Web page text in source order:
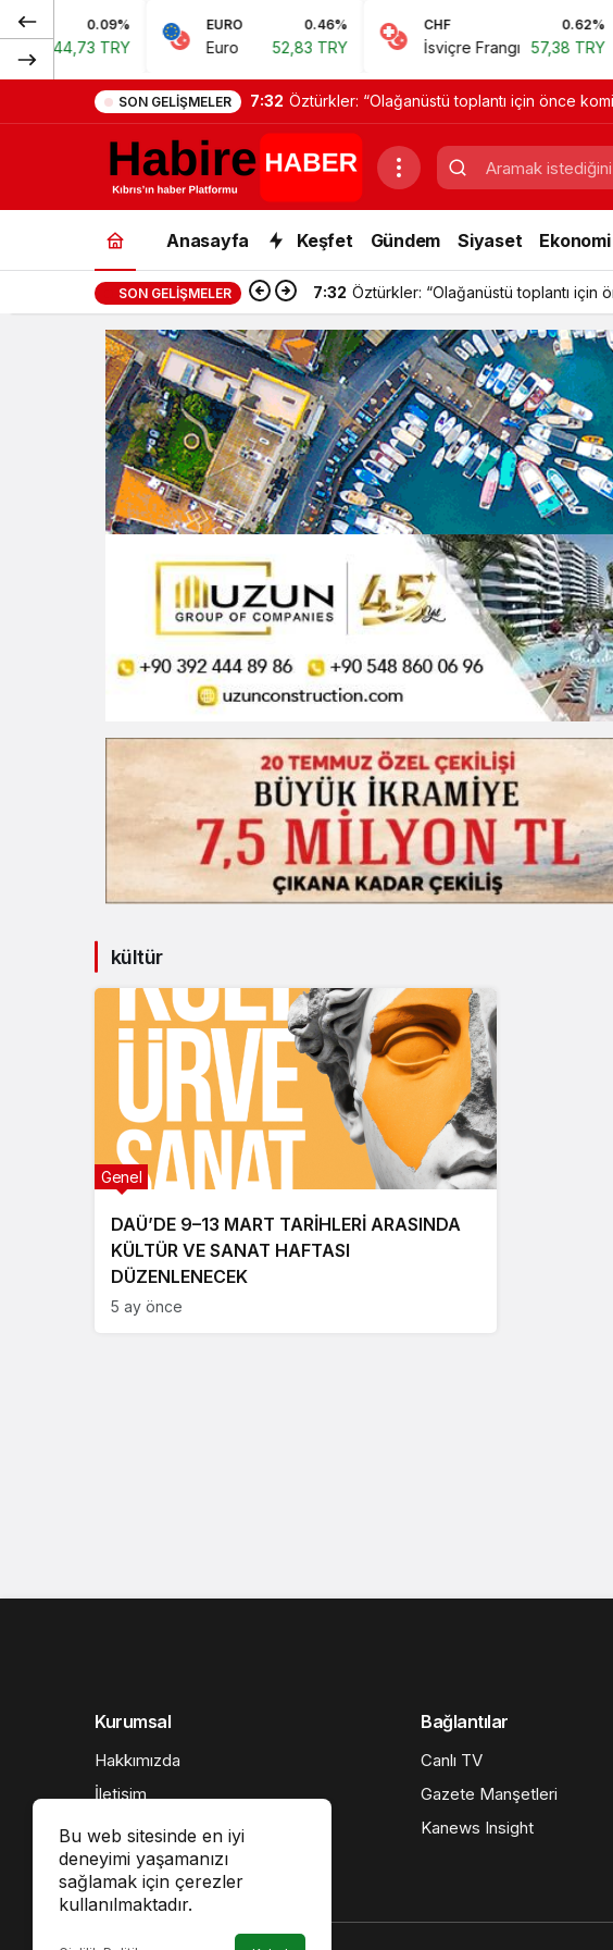
0.09%
TRY
EURO
Euro 52,83 TRY
CHF
İsviçre Frangı 57,38 TRY
SON GELIŞMELER 7:32 Öztürkler: “Olağanüstü toplantı için önce
Anasayfa Keşfet Gündem Siyaset Ekonomi
SON GELIŞMELER 7:32 Öztürkler: “Olağanüstü toplantı için
kültür
DAÜ’DE 9–13 MART TARİHLERİ ARASINDA
KÜLTÜR VE SANAT HAFTASI
DÜZENLENECEK
Genel
5 ay önce
Bu web sitesinde en iyi
deneyimi yaşamanızı
sağlamak için çerezler
kullanılmaktadır.
Kurumsal
Hakkımızda
İletişim
Künye
Gizlilik politikası
Bağlantılar
Canlı TV
Gazete Manşetleri
Kanews Insight